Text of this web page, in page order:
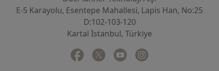
E-5 Karayolu, Esentepe Mahallesi, Lapis Han, No:25
D:102-103-120
Kartal İstanbul, Türkiye
Facebook
yeni bir sekmede açılır
Twitter
yeni bir sekmede açılır
Youtube
yeni bir sekmede açılır